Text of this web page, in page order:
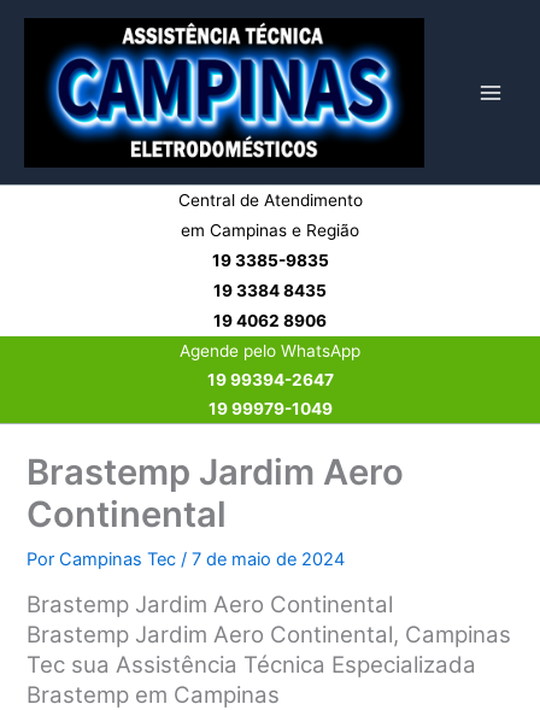
conteúdo
Central de Atendimento
em Campinas e Região
19 3385-9835
19 3384 8435
19 4062 8906
Agende pelo WhatsApp
19 99394-2647
19 99979-1049
Brastemp Jardim Aero
Continental
PorCampinas Tec/7 de maio de 2024
Brastemp Jardim Aero Continental
Brastemp Jardim Aero Continental, Campinas
Tec sua Assistência Técnica Especializada
Brastemp em Campinas